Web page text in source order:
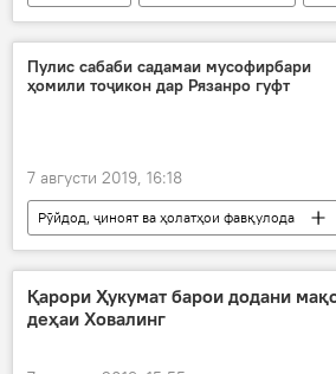
Владимир Путин
президент
Украина
сӯҳбат
телефон
ҷузъиёти нав
Пулис сабаби садамаи мусофирбари
ҳомили тоҷикон дар Рязанро гуфт
7 августи 2019, 16:18
Рӯйдод, ҷиноят ва ҳолатҳои фавқулода
Қарори Ҳукумат барои додани
деҳаи Ховалинг